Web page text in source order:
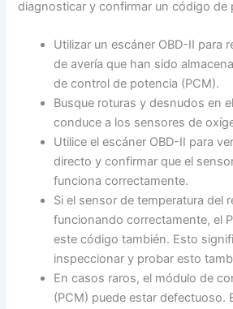
diagnosticar y confirmar un código de
Utilizar un escáner OBD-II para
de avería que han sido
de control de potencia (PCM).
Busque roturas y desnudos en
conduce a los sensores de
Utilice el escáner OBD-II para
directo y confirmar que el
funciona correctamente.
Si el sensor de temperatura del
funcionando correctamente, el
este código también. Esto
inspeccionar y probar esto
En casos raros, el módulo de
(PCM) puede estar defectuoso.